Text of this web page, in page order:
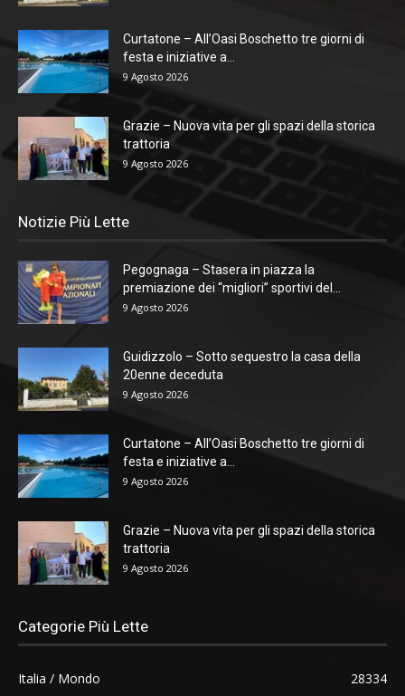
Curtatone – All’Oasi Boschetto tre giorni di
festa e iniziative a...
9 Agosto 2026
Grazie – Nuova vita per gli spazi della storica
trattoria
9 Agosto 2026
Notizie Più Lette
Pegognaga – Stasera in piazza la
premiazione dei “migliori” sportivi del...
9 Agosto 2026
Guidizzolo – Sotto sequestro la casa della
20enne deceduta
9 Agosto 2026
Curtatone – All’Oasi Boschetto tre giorni di
festa e iniziative a...
9 Agosto 2026
Grazie – Nuova vita per gli spazi della storica
trattoria
9 Agosto 2026
Categorie Più Lette
Italia / Mondo
28334